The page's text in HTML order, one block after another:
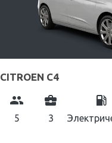
CITROEN C4
group
5
business_center
3
local_gas_station